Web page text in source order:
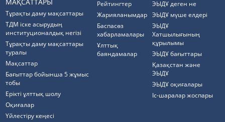
Тұрақты даму мақсаттары
ТДМ іске асырудың
институционалдық негізі
Тұрақты даму мақсаттары
туралы
Мақсаттар
Бағыттар бойынша 5 жұмыс
тобы
Ерікті ұлттық шолу
Оқиғалар
Үйлестіру кеңесі
Рейтингтер
Жарияланымдар
Баспасөз
хабарламалары
Ұлттық
баяндамалар
ЭЫДҰ деген не
ЭЫДҰ мүше елдері
ЭЫДҰ
Хатшылығының
құрылымы
ЭЫДҰ бағыттары
Қазақстан және
ЭЫДҰ
ЭЫДҰ оқиғалары
Іс-шаралар жоспары